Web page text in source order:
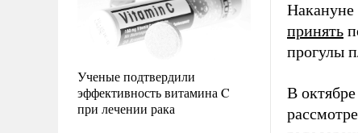
Ученые подтвердили
эффективность витамина C
при лечении рака
Накануне
принять
прогулы
В